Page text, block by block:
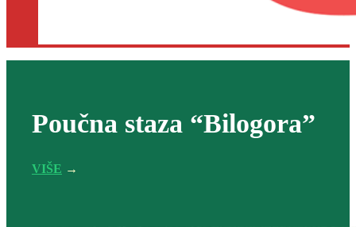
Poučna staza “Bilogora”
VIŠE →